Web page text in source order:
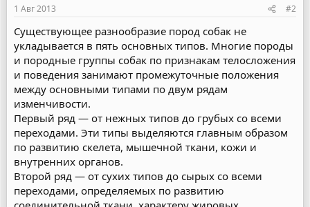
1 Авг 2013 #2
Существующее разнообразие пород собак не
укладывается в пять основных типов. Многие породы
и породные группы собак по признакам телосложения
и поведения занимают промежуточные положения
между основными типами по двум рядам
изменчивости.
Первый ряд — от нежных типов до грубых со всеми
переходами. Эти типы выделяются главным образом
по развитию скелета, мышечной ткани, кожи и
внутренних органов.
Второй ряд — от сухих типов до сырых со всеми
переходами, определяемых по развитию